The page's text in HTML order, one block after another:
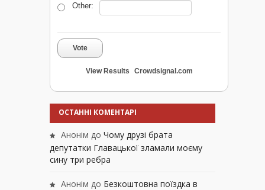
Other:
Vote
View Results Crowdsignal.com
ОСТАННІ КОМЕНТАРІ
Анонім до Чому друзі брата
депутатки Главацької зламали моєму
сину три ребра
Анонім до Безкоштовна поїздка в